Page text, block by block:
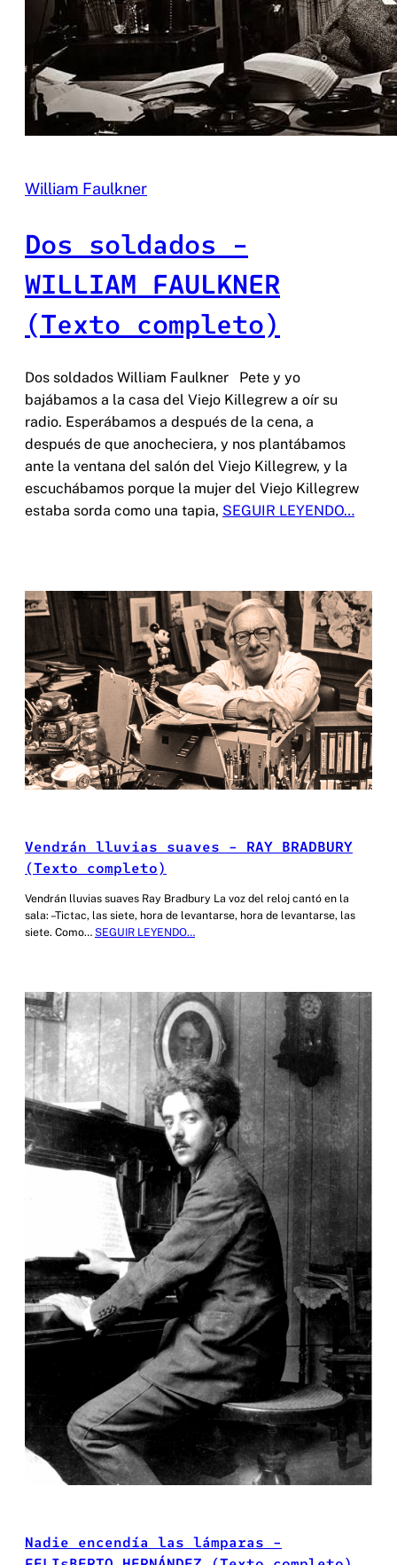
William Faulkner
Dos soldados –
WILLIAM FAULKNER
(Texto completo)
Dos soldados William Faulkner Pete y yo
bajábamos a la casa del Viejo Killegrew a oír su
radio. Esperábamos a después de la cena, a
después de que anocheciera, y nos plantábamos
ante la ventana del salón del Viejo Killegrew, y la
escuchábamos porque la mujer del Viejo Killegrew
estaba sorda como una tapia, SEGUIR LEYENDO…
Vendrán lluvias suaves – RAY BRADBURY
(Texto completo)
Vendrán lluvias suaves Ray Bradbury La voz del reloj cantó en la
sala: –Tictac, las siete, hora de levantarse, hora de levantarse, las
siete. Como… SEGUIR LEYENDO…
Nadie encendía las lámparas –